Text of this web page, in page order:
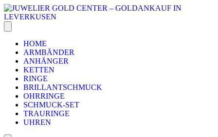
HOME
ARMBÄNDER
ANHÄNGER
KETTEN
RINGE
BRILLANTSCHMUCK
OHRRINGE
SCHMUCK-SET
TRAURINGE
UHREN